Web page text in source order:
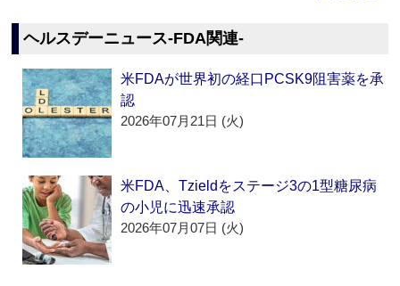
ヘルスデーニュース‐FDA関連‐
米FDAが世界初の経口PCSK9阻害薬を承
認
2026年07月21日 (火)
米FDA、Tzieldをステージ3の1型糖尿病
の小児に迅速承認
2026年07月07日 (火)